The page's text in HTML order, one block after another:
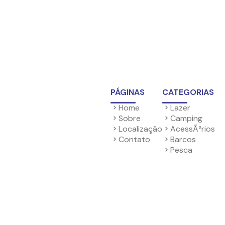
PÁGINAS
Home
Sobre
Localização
Contato
CATEGORIAS
Lazer
Camping
AcessÃ³rios
Barcos
Pesca